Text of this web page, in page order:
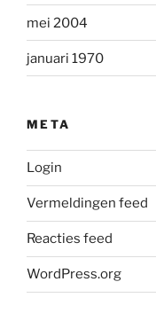
mei 2004
januari 1970
META
Login
Vermeldingen feed
Reacties feed
WordPress.org